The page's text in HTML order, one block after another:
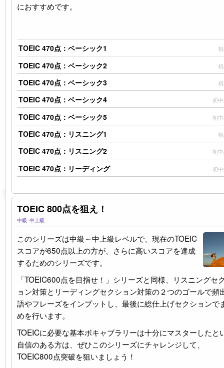
におすすめです。
TOEIC 470点：ベーシック1
TOEIC 470点：ベーシック2
TOEIC 470点：ベーシック3
TOEIC 470点：ベーシック4 初
TOEIC 470点：ベーシック5 初
TOEIC 470点：リスニング1
TOEIC 470点：リスニング2 初
TOEIC 470点：リーディング 初
TOEIC 800点を狙え！
中級–中上級
このシリーズは中級～中上級レベルで、現在のTOEIC
スコアが650点以上の方が、さらに高いスコアを達成
するためのシリーズです。
「TOEIC600点を目指せ！」シリーズと同様、リスニングセ
ョン対策とリーディングセクション対策の２つのゴールで頻
語やフレーズをインプットし、最後に総仕上げセクションで
めを行います。
TOEICに必要な基本ボキャブラリーは十分にマスターしたと
自信のある方は、ぜひこのシリーズにチャレンジして、
TOEIC800点突破を狙いましょう！